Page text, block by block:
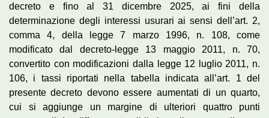
decreto e fino al 31 dicembre 2025, ai fini della
determinazione degli interessi usurari ai sensi dell’art. 2,
comma 4, della legge 7 marzo 1996, n. 108, come
modificato dal decreto-legge 13 maggio 2011, n. 70,
convertito con modificazioni dalla legge 12 luglio 2011, n.
106, i tassi riportati nella tabella indicata all’art. 1 del
presente decreto devono essere aumentati di un quarto,
cui si aggiunge un margine di ulteriori quattro punti